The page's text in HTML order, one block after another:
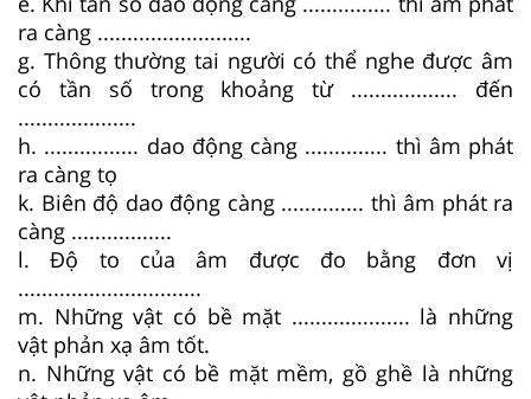
ra càng ..........................
g. Thông thường tai người có thể nghe được âm
có tần số trong khoảng từ .................. đến
....................
h. ................ dao động càng .............. thì âm phát
ra càng tọ
k. Biên độ dao động càng .............. thì âm phát ra
càng .................
l. Độ to của âm được đo bằng đơn vị
...............................
m. Những vật có bề mặt .................... là những
vật phản xạ âm tốt.
n. Những vật có bề mặt mềm, gồ ghề là những